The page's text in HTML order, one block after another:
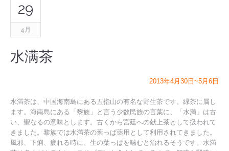
29
4月
水满茶
2013年4月30日~5月6日
水満茶は、中国海南島にある五指山の有名な野生茶です。緑茶に属し
ます。海南島にある「黎族」と言う少数民族の言葉に、「水満」は古
い、聖なるの意味とします。古くから宮廷への献上茶として扱われて
きました。黎族では水満茶の葉っぱ薬用として利用されてきました。
風邪、下痢、疲れる時に、生の葉っぱを噛むと治れるそうです。水満